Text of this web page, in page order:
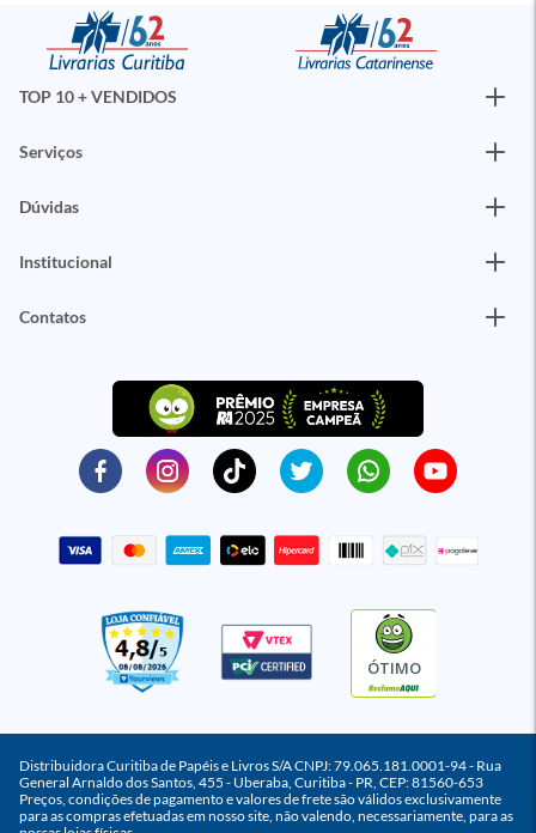
TOP 10 + VENDIDOS
Serviços
Dúvidas
Institucional
Contatos
ÓTIMO
Distribuidora Curitiba de Papéis e Livros S/A CNPJ: 79.065.181.0001-94 - Rua
General Arnaldo dos Santos, 455 - Uberaba, Curitiba - PR, CEP: 81560-653
Preços, condições de pagamento e valores de frete são válidos exclusivamente
para as compras efetuadas em nosso site, não valendo, necessariamente, para as